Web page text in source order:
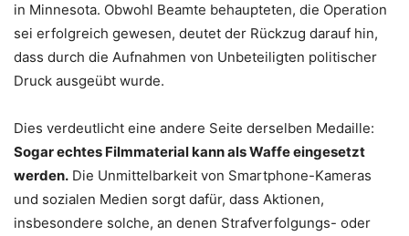
in Minnesota. Obwohl Beamte behaupteten, die Operation
sei erfolgreich gewesen, deutet der Rückzug darauf hin,
dass durch die Aufnahmen von Unbeteiligten politischer
Druck ausgeübt wurde.
Dies verdeutlicht eine andere Seite derselben Medaille:
Sogar echtes Filmmaterial kann als Waffe eingesetzt
werden. Die Unmittelbarkeit von Smartphone-Kameras
und sozialen Medien sorgt dafür, dass Aktionen,
insbesondere solche, an denen Strafverfolgungs- oder